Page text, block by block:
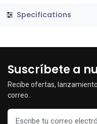
Specifications
Suscríbete a
Recibe ofertas,
correo.